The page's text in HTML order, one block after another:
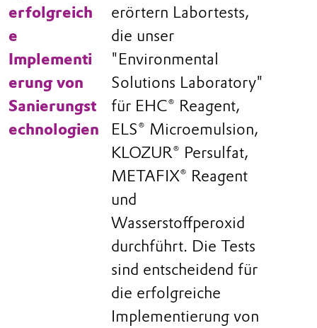
erfolgreich
e
Implementi
erung von
Sanierungst
echnologien
erörtern Labortests,
die unser
"Environmental
Solutions Laboratory"
für EHC® Reagent,
ELS® Microemulsion,
KLOZUR® Persulfat,
METAFIX® Reagent
und
Wasserstoffperoxid
durchführt. Die Tests
sind entscheidend für
die erfolgreiche
Implementierung von